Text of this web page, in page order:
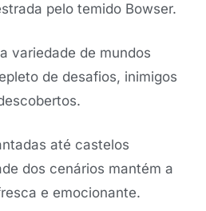
pelo temido Bowser.
variedade de mundos
de desafios, inimigos
até castelos
dos cenários mantém a
e emocionante.